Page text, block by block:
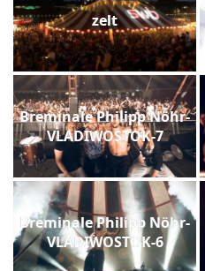
zelt
Breminale Philipp Nöhr-
VLADIWOSTOK-7
Breminale Philipp Nöhr-
VLADIWOSTOK-6